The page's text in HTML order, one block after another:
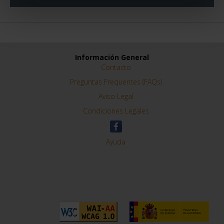
Información General
Contacto
Preguntas Frequentes (FAQs)
Aviso Legal
Condiciones Legales
Ayuda